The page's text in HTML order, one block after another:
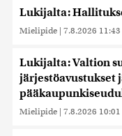
Lukijalta:
Mielipide | 7.8.2026 11:43
Lukijalta: Valtion
järjestöavustukset
Mielipide | 7.8.2026 10:01